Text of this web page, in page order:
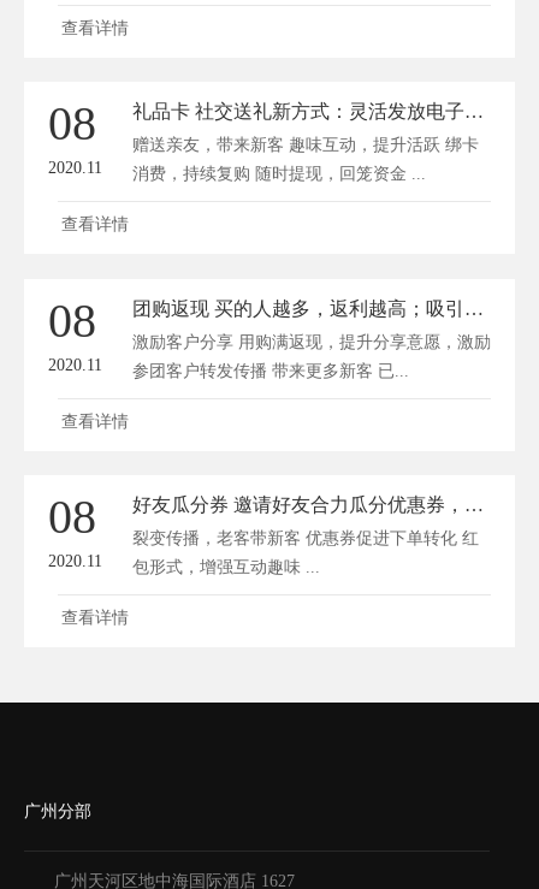
查看详情
08
2020.11
礼品卡 社交送礼新方式：灵活发放电子卡，推广传播更高效
赠送亲友，带来新客 趣味互动，提升活跃 绑卡
消费，持续复购 随时提现，回笼资金 ...
查看详情
08
2020.11
团购返现 买的人越多，返利越高；吸引客户传播，带来更多新客
激励客户分享 用购满返现，提升分享意愿，激励
参团客户转发传播 带来更多新客 已...
查看详情
08
2020.11
好友瓜分券 邀请好友合力瓜分优惠券，裂变式获取流量
裂变传播，老客带新客 优惠券促进下单转化 红
包形式，增强互动趣味 ...
查看详情
广州分部
广州天河区地中海国际酒店 1627